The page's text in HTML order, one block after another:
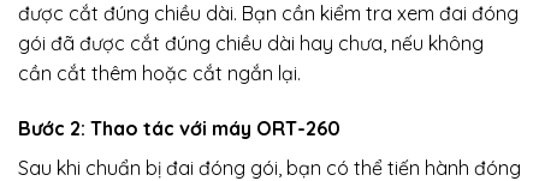
được cắt đúng chiều dài. Bạn cần kiểm tra xem đai đóng
gói đã được cắt đúng chiều dài hay chưa, nếu không
cần cắt thêm hoặc cắt ngắn lại.
Bước 2: Thao tác với máy ORT-260
Sau khi chuẩn bị đai đóng gói, bạn có thể tiến hành đóng